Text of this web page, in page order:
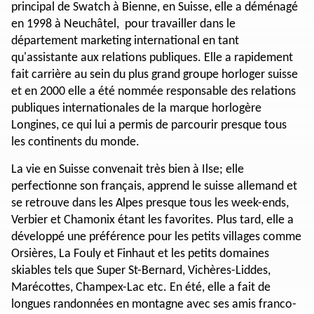
principal de Swatch à Bienne, en Suisse, elle a déménagé
en 1998 à Neuchâtel, pour travailler dans le
département marketing international en tant
qu'assistante aux relations publiques. Elle a rapidement
fait carrière au sein du plus grand groupe horloger suisse
et en 2000 elle a été nommée responsable des relations
publiques internationales de la marque horlogère
Longines, ce qui lui a permis de parcourir presque tous
les continents du monde.
La vie en Suisse convenait très bien à Ilse; elle
perfectionne son français, apprend le suisse allemand et
se retrouve dans les Alpes presque tous les week-ends,
Verbier et Chamonix étant les favorites. Plus tard, elle a
développé une préférence pour les petits villages comme
Orsières, La Fouly et Finhaut et les petits domaines
skiables tels que Super St-Bernard, Vichères-Liddes,
Marécottes, Champex-Lac etc. En été, elle a fait de
longues randonnées en montagne avec ses amis franco-